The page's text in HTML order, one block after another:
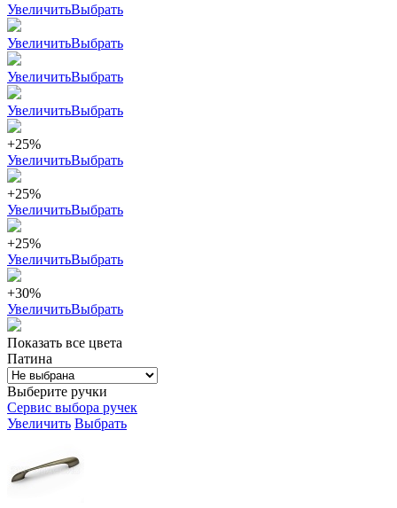
УвеличитьВыбрать
УвеличитьВыбрать
УвеличитьВыбрать
УвеличитьВыбрать
+25%
УвеличитьВыбрать
+25%
УвеличитьВыбрать
+25%
УвеличитьВыбрать
+30%
УвеличитьВыбрать
Показать все цвета
Патина
Выберите ручки
Сервис выбора ручек
Увеличить Выбрать